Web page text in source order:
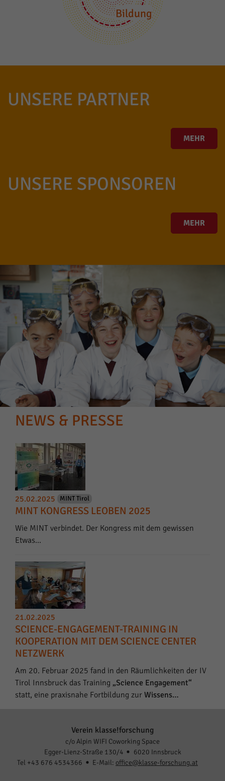
Bildung
UNSERE PARTNER
MEHR
UNSERE SPONSOREN
MEHR
NEWS & PRESSE
25.02.2025 MINT Tirol
MINT KONGRESS LEOBEN 2025
Wie MINT verbindet. Der Kongress mit dem gewissen
Etwas...
21.02.2025
SCIENCE-ENGAGEMENT-TRAINING IN
KOOPERATION MIT DEM SCIENCE CENTER
NETZWERK
Am 20. Februar 2025 fand in den Räumlichkeiten der IV
Tirol Innsbruck das Training „Science Engagement“
statt, eine praxisnahe Fortbildung zur Wissens…
Verein klasse!forschung
c/o Alpin WIFI Coworking Space
Egger-Lienz-Straße 130/4
6020 Innsbruck
Tel +43 676 4534366
E-Mail: office@klasse-forschung.at